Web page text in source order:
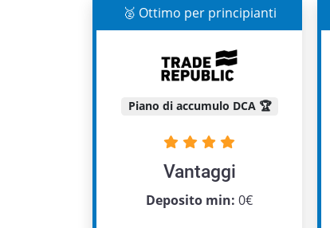
🥈 Ottimo per principianti
Piano di accumulo DCA 🏆
Vantaggi
Deposito min: 0€